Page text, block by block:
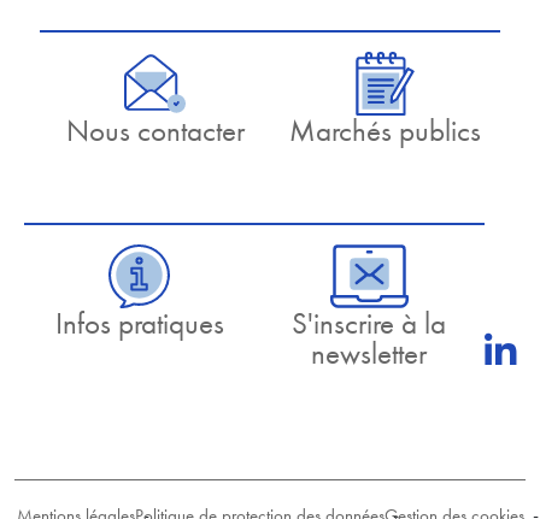
Nous contacter Marchés publics
Infos pratiques S'inscrire à la
newsletter